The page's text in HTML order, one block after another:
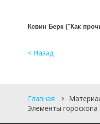
Кевин Берк ("Как
< Назад
Главная
Элементы гороскопа